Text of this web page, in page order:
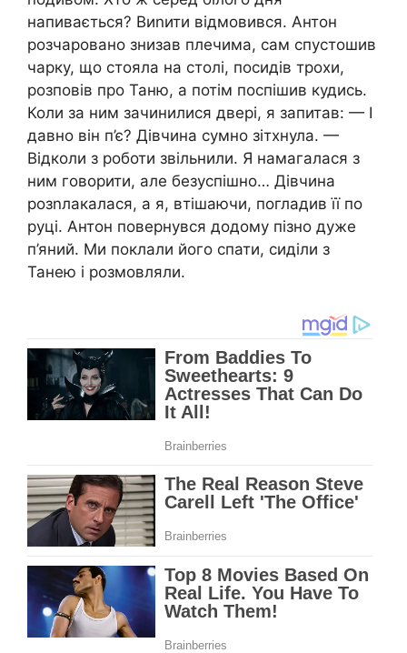
напивається? Виnити відмовився. Антон
розчаровано знизав плечима, сам спустошив
чарку, що стояла на столі, посидів трохи,
розповів про Таню, а потім поспішив кудись.
Коли за ним зачинилися двері, я запитав: — І
давно він п’є? Дівчина сумно зітхнула. —
Відколи з роботи звільнили. Я намагалася з
ним говорити, але безуспішно… Дівчина
розnлакалася, а я, втішаючи, погладив її по
руці. Антон повернувся додому пізно дуже
п’яний. Ми поклали його спати, сиділи з
Танею і розмовляли.